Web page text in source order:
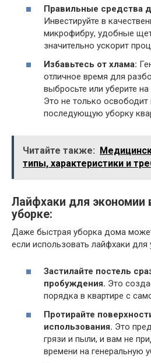
Правильные средства
Инвестируйте в
микрофибру, удобные
значительно ускорит
Избавьтесь от хлама:
отличное время для
выбросьте или уберите
Это не только освободит
последующую уборку
Читайте также:
типы, характеристики и
Лайфхаки для экономии
уборке:
Даже быстрая уборка дома
если использовать лайфхаки для
Застилайте постель
пробуждения. Это
порядка в квартире с
Протирайте
использования. Это
грязи и пыли, и вам не
времени на генеральную